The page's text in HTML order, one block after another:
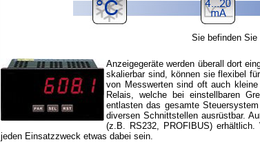
Sie befinden Sie
Anzeigegeräte werden überall dort
skalierbar sind, können sie flexibel
von Messwerten sind oft auch kleine
Relais, welche bei einstellbaren
entlasten das gesamte
diversen Schnittstellen ausrüstbar.
(z.B. RS232, PROFIBUS) erhältlich.
jeden Einsatzzweck etwas dabei sein.